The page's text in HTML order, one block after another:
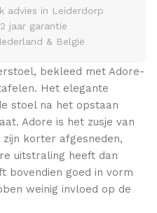
advies in Leiderdorp
jaar garantie
& België
bekleed met Adore-
Het elegante
stoel na het opstaan
Adore is het zusje van
korter afgesneden,
uitstraling heeft dan
bovendien goed in vorm
weinig invloed op de